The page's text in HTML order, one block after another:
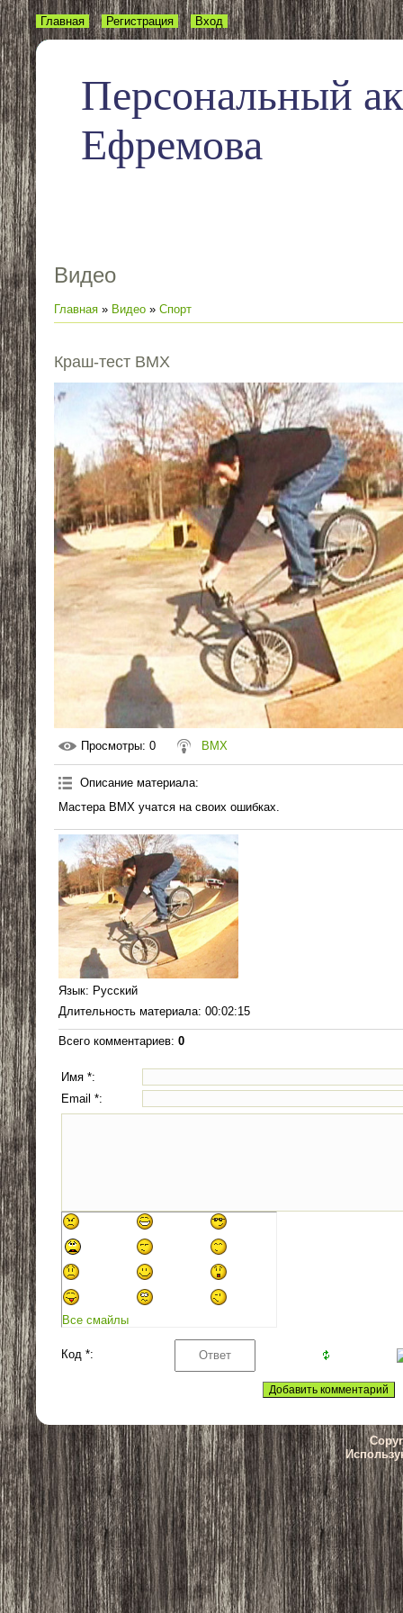
Персональный
Ефремова
Главная Регистрация Вход
Видео
Главная » Видео » Спорт
Краш-тест BMX
Просмотры: 0 BMX
Описание материала:
Мастера BMX учатся на своих ошибках.
Язык: Русский
Длительность материала: 00:02:15
Всего комментариев: 0
Имя *:
Email *:
Все смайлы
Код *: